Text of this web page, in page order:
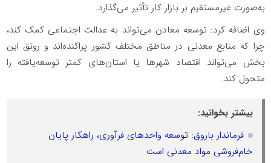
به‌صورت غیرمستقیم بر بازار کار تأثیر می‌گذارد.
وی اضافه کرد: توسعه معادن می‌تواند به عدالت اجتماعی کمک کند،
چرا که منابع معدنی در مناطق مختلف کشور پراکنده‌اند و رونق این
بخش می‌تواند اقتصاد شهرها یا استان‌های کمتر توسعه‌یافته را
متحول کند.
بیشتر بخوانید:
فرماندار باروق: توسعه واحدهای فرآوری، راهکار پایان
خام‌فروشی مواد معدنی است